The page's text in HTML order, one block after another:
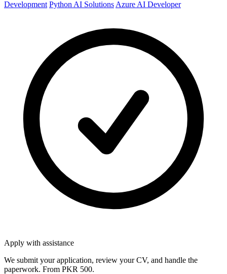
Development Python AI Solutions Azure AI Developer
Apply with assistance
We submit your application, review your CV, and handle the
paperwork. From PKR 500.